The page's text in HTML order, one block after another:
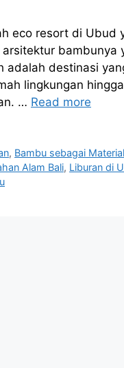
eco resort di Ubud
bambunya
adalah destinasi
lingkungan
… Read more
, Bambu sebagai
Alam Bali, Liburan di